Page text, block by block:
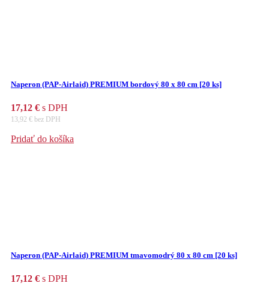
Naperon (PAP-Airlaid) PREMIUM bordový 80 x 80 cm [20 ks]
17,12 € s DPH
13,92 € bez DPH
Pridať do košíka
Naperon (PAP-Airlaid) PREMIUM tmavomodrý 80 x 80 cm [20 ks]
17,12 € s DPH